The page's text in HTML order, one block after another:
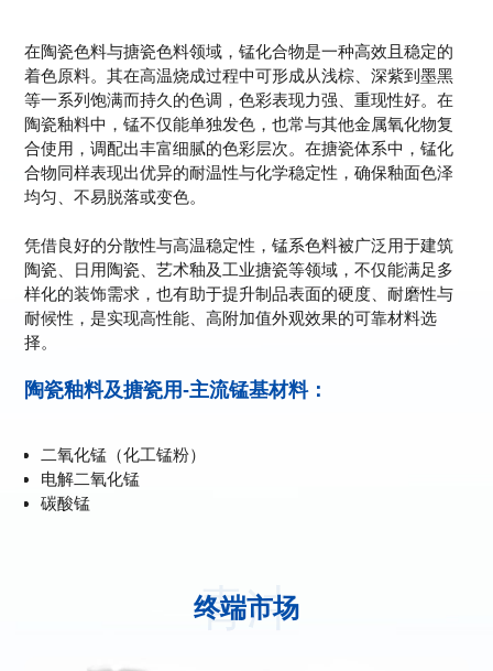
在陶瓷色料与搪瓷色料领域，锰化合物是一种高效且稳定的
着色原料。其在高温烧成过程中可形成从浅棕、深紫到墨黑
等一系列饱满而持久的色调，色彩表现力强、重现性好。在
陶瓷釉料中，锰不仅能单独发色，也常与其他金属氧化物复
合使用，调配出丰富细腻的色彩层次。在搪瓷体系中，锰化
合物同样表现出优异的耐温性与化学稳定性，确保釉面色泽
均匀、不易脱落或变色。
凭借良好的分散性与高温稳定性，锰系色料被广泛用于建筑
陶瓷、日用陶瓷、艺术釉及工业搪瓷等领域，不仅能满足多
样化的装饰需求，也有助于提升制品表面的硬度、耐磨性与
耐候性，是实现高性能、高附加值外观效果的可靠材料选
择。
陶瓷釉料及搪瓷用-主流锰基材料：
二氧化锰（化工锰粉）
电解二氧化锰
碳酸锰
青冲
终端市场